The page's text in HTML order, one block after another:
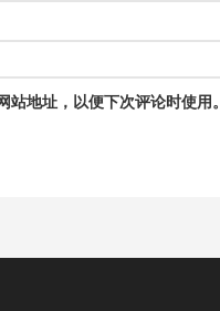
地址，以便下次评论时使用。